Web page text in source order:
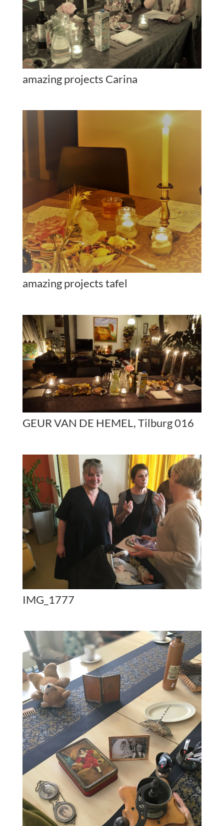
amazing projects Carina
amazing projects tafel
GEUR VAN DE HEMEL, Tilburg 016
IMG_1777